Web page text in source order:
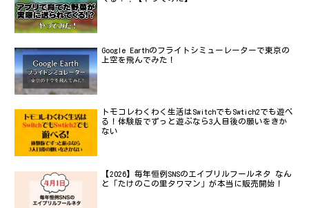
Google Earthのフライトシミューレーターで東京の
上空を飛んでみた！
トモコレわくわく生活はSwitchでもSwtich2でも遊べ
る！体験版でずっと遊ぶなら3人目後の願いをきか
ない
【2026】毎年恒例SNSのエイプリルフールネタ なん
と「たけのこの里タワマン」が本当に販売開始！